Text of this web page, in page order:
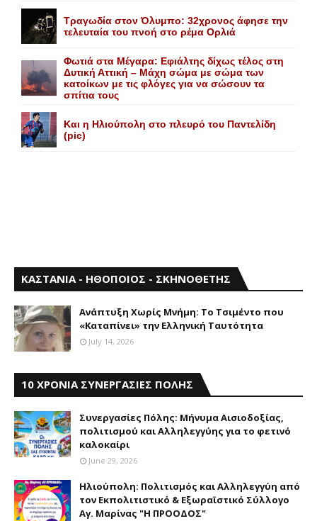
Τραγωδία στον Όλυμπο: 32χρονος άφησε την
τελευταία του πνοή στο ρέμα Ορλιά
Φωτιά στα Μέγαρα: Εφιάλτης δίχως τέλος στη
Δυτική Αττική – Μάχη σώμα με σώμα των
κατοίκων με τις φλόγες για να σώσουν τα
σπίτια τους
Και η Ηλιούπολη στο πλευρό του Παντελίδη
(pic)
ΚΑΣΤΑΝΙΑ - ΗΘΟΠΟΙΟΣ - ΣΚΗΝΟΘΕΤΗΣ
Aνάπτυξη Xωρίς Mνήμη: Το Τσιμέντο που
«Καταπίνει» την Ελληνική Ταυτότητα
July 14, 2026
10 ΧΡΟΝΙΑ ΣΥΝΕΡΓΑΣΙΕΣ ΠΟΛΗΣ
Συνεργασίες Πόλης: Mήνυμα Aισιοδοξίας,
πολιτισμού και Aλληλεγγύης για το φετινό
καλοκαίρι
June 29, 2026
Ηλιούπολη: Πολιτισμός και Aλληλεγγύη από
τον Εκπολιτιστικό & Εξωραϊστικό Σύλλογο
Αγ. Μαρίνας "Η ΠΡΟΟΔΟΣ"